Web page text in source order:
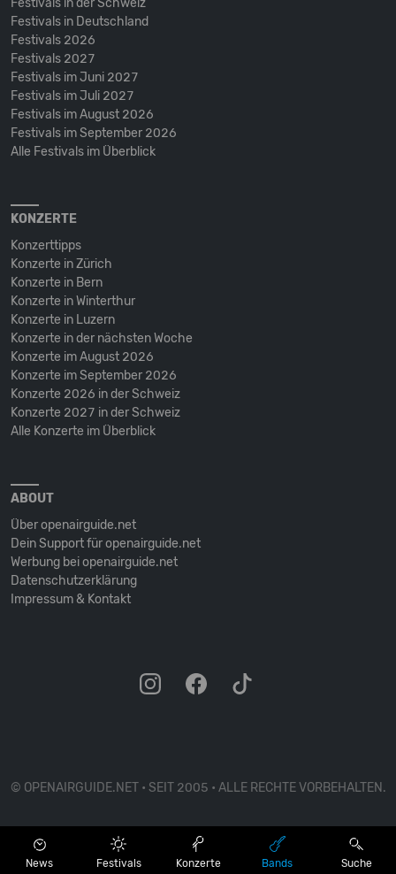
News Festivals Konzerte Bands Suche
Festivals in der Schweiz
Festivals in Deutschland
Festivals 2026
Festivals 2027
Festivals im Juni 2027
Festivals im Juli 2027
Festivals im August 2026
Festivals im September 2026
Alle Festivals im Überblick
KONZERTE
Konzerttipps
Konzerte in Zürich
Konzerte in Bern
Konzerte in Winterthur
Konzerte in Luzern
Konzerte in der nächsten Woche
Konzerte im August 2026
Konzerte im September 2026
Konzerte 2026 in der Schweiz
Konzerte 2027 in der Schweiz
Alle Konzerte im Überblick
ABOUT
Über openairguide.net
Dein Support für openairguide.net
Werbung bei openairguide.net
Datenschutz­erklärung
Impressum & Kontakt
© OPENAIRGUIDE.NET • SEIT 2005 • ALLE RECHTE VORBEHALTEN.